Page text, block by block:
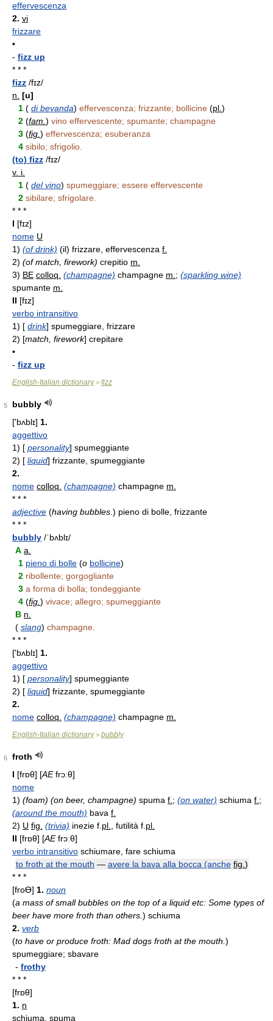
effervescenza
2. vi
frizzare
•
- fizz up
* * *
fizz /fɪz/
n. [u]
1 ( di bevanda) effervescenza; frizzante; bollicine (pl. )
2 (fam. ) vino effervescente; spumante; champagne
3 (fig. ) effervescenza; esuberanza
4 sibilo; sfrigolio.
(to) fizz /fɪz/
v. i.
1 ( del vino) spumeggiare; essere effervescente
2 sibilare; sfrigolare.
* * *
I [fɪz]
nome U
1) (of drink) (il) frizzare, effervescenza f.
2) (of match, firework) crepitio m.
3) BE colloq. (champagne) champagne m. ; (sparkling wine)
spumante m.
II [fɪz]
verbo intransitivo
1) [ drink] spumeggiare, frizzare
2) [match, firework] crepitare
•
- fizz up
English-Italian dictionary> fizz
5
bubbly
['bʌblɪ] 1.
aggettivo
1) [ personality] spumeggiante
2) [ liquid] frizzante, spumeggiante
2.
nome colloq. (champagne) champagne m.
* * *
adjective (having bubbles. ) pieno di bolle, frizzante
* * *
bubbly /ˈbʌblɪ/
A a.
1 pieno di bolle (o bollicine)
2 ribollente; gorgogliante
3 a forma di bolla; tondeggiante
4 (fig. ) vivace; allegro; spumeggiante
B n.
( slang) champagne.
* * *
['bʌblɪ] 1.
aggettivo
1) [ personality] spumeggiante
2) [ liquid] frizzante, spumeggiante
2.
nome colloq. (champagne) champagne m.
English-Italian dictionary> bubbly
6
froth
I [frɒθ] [AEfrɔːθ]
nome
1) (foam) (on beer, champagne) spuma f. ; (on water) schiuma f. ;
(around the mouth) bava f.
2) U fig. (trivia) inezie f. pl. , futilità f. pl.
II [frɒθ] [AEfrɔːθ]
verbo intransitivo schiumare, fare schiuma
to froth at the mouth — avere la bava alla bocca (anche fig. )
* * *
[froƟ] 1. noun
(a mass of small bubbles on the top of a liquid etc: Some types of
beer have more froth than others. ) schiuma
2. verb
(to have or produce froth: Mad dogs froth at the mouth. )
spumeggiare; sbavare
- frothy
* * *
[frɒθ]
1. n
schiuma, spuma